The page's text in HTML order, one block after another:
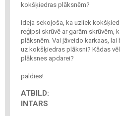
kokšķiedras plāksnēm?
Ideja sekojoša, ka uzliek
reģipsi skrūvē ar garām skrūvēm,
plāksnēm. Vai jāveido karkaas,
uz kokšķiedras plāksni? Kādas
plāksnes apdarei?
paldies!
ATBILD:
INTARS